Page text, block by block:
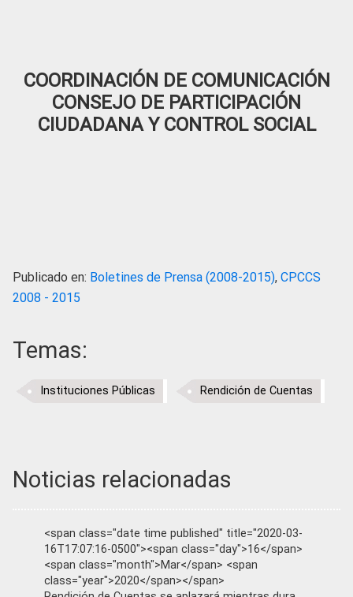
COORDINACIÓN DE COMUNICACIÓN
CONSEJO DE PARTICIPACIÓN
CIUDADANA Y CONTROL SOCIAL
Publicado en: Boletines de Prensa (2008-2015), CPCCS
2008 - 2015
Temas:
Instituciones Públicas Rendición de Cuentas
Noticias relacionadas
<span class="date time published" title="2020-03-
16T17:07:16-0500"><span class="day">16</span>
<span class="month">Mar</span> <span
class="year">2020</span></span>